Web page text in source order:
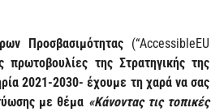
Προσβασιμότητας (“AccessibleEU
της Στρατηγικής της
2021-2030- έχουμε τη χαρά να σας
με θέμα «Κάνοντας τις τοπικές